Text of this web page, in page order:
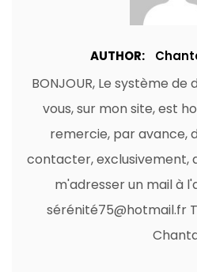
AUTHOR:
BONJOUR, Le système
vous, sur mon site, est
remercie, par avance,
contacter, exclusivement,
m'adresser un mail à
sérénité75@hotmail.fr